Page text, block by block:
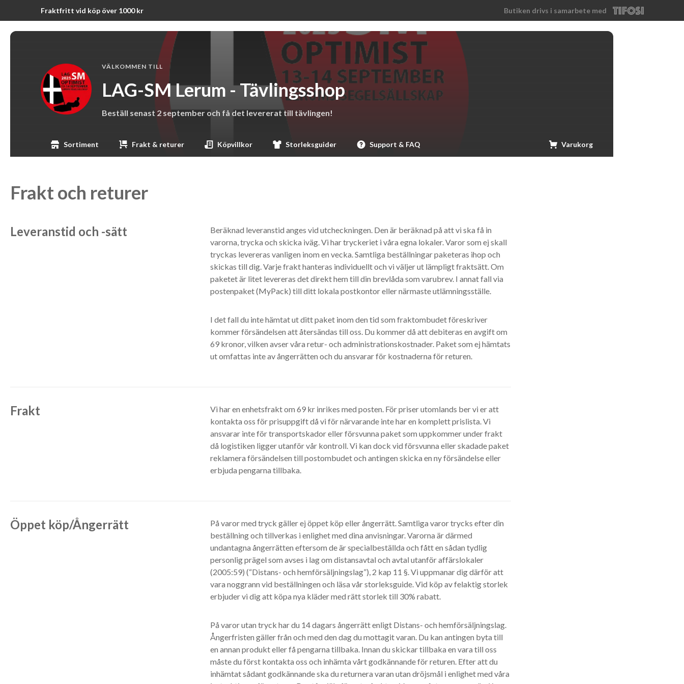
Fraktfritt vid köp över 1000 kr Butiken drivs i samarbete med
Tifosi
VÄLKOMMEN TILL
LAG-SM Lerum - Tävlingsshop
Beställ senast 2 september och få det levererat till tävlingen!
Sortiment Frakt & returer Köpvillkor Storleksguider Support & FAQ Varukorg
Frakt och returer
Leveranstid och -sätt
Beräknad leveranstid anges vid utcheckningen. Den är beräknad på att vi ska få in
varorna, trycka och skicka iväg. Vi har tryckeriet i våra egna lokaler. Varor som ej skall
tryckas levereras vanligen inom en vecka. Samtliga beställningar paketeras ihop och
skickas till dig. Varje frakt hanteras individuellt och vi väljer ut lämpligt fraktsätt. Om
paketet är litet levereras det direkt hem till din brevlåda som varubrev. I annat fall via
postenpaket (MyPack) till ditt lokala postkontor eller närmaste utlämningsställe.
I det fall du inte hämtat ut ditt paket inom den tid som fraktombudet föreskriver
kommer försändelsen att återsändas till oss. Du kommer då att debiteras en avgift om
69 kronor, vilken avser våra retur- och administrationskostnader. Paket som ej hämtats
ut omfattas inte av ångerrätten och du ansvarar för kostnaderna för returen.
Frakt
Vi har en enhetsfrakt om 69 kr inrikes med posten. För priser utomlands ber vi er att
kontakta oss för prisuppgift då vi för närvarande inte har en komplett prislista. Vi
ansvarar inte för transportskador eller försvunna paket som uppkommer under frakt
då logistiken ligger utanför vår kontroll. Vi kan dock vid försvunna eller skadade paket
reklamera försändelsen till postombudet och antingen skicka en ny försändelse eller
erbjuda pengarna tillbaka.
Öppet köp/Ångerrätt
På varor med tryck gäller ej öppet köp eller ångerrätt. Samtliga varor trycks efter din
beställning och tillverkas i enlighet med dina anvisningar. Varorna är därmed
undantagna ångerrätten eftersom de är specialbeställda och fått en sådan tydlig
personlig prägel som avses i lag om distansavtal och avtal utanför affärslokaler
(2005:59) (“Distans- och hemförsäljningslag”), 2 kap 11 §. Vi uppmanar dig därför att
vara noggrann vid beställningen och läsa vår storleksguide. Vid köp av felaktig storlek
erbjuder vi dig att köpa nya kläder med rätt storlek till 30% rabatt.
På varor utan tryck har du 14 dagars ångerrätt enligt Distans- och hemförsäljningslag.
Ångerfristen gäller från och med den dag du mottagit varan. Du kan antingen byta till
en annan produkt eller få pengarna tillbaka. Innan du skickar tillbaka en vara till oss
måste du först kontakta oss och inhämta vårt godkännande för returen. Efter att du
inhämtat sådant godkännande ska du returnera varan utan dröjsmål i enlighet med våra